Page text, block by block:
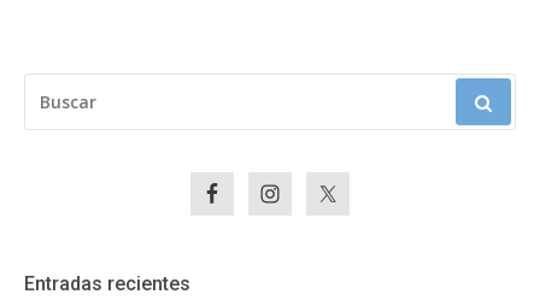
Entradas recientes